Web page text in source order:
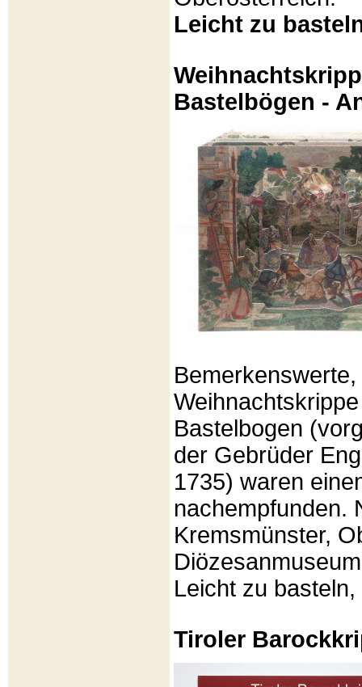
Leicht zu
Bastelbögen -
Bastelbogen
der Gebrüder
1735) waren
nachempfunden.
Kremsmünster,
Leicht zu
Tiroler